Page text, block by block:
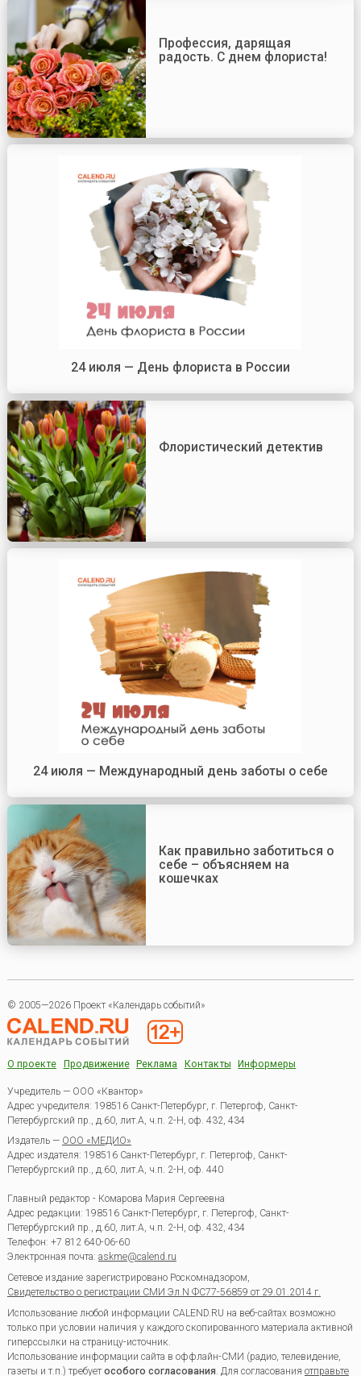
Профессия, дарящая
радость. С днем флориста!
24 июля — День флориста в России
Флористический детектив
24 июля — Международный день заботы о себе
Как правильно заботиться о
себе – объясняем на
кошечках
© 2005—2026 Проект «Календарь событий»
О проекте Продвижение Реклама Контакты Информеры
Учредитель — ООО «Квантор»
Адрес учредителя: 198516 Санкт-Петербург, г. Петергоф, Санкт-
Петербургский пр., д.60, лит.А, ч.п. 2-Н, оф. 432, 434
Издатель — ООО «МЕДИО»
Адрес издателя: 198516 Санкт-Петербург, г. Петергоф, Санкт-
Петербургский пр., д.60, лит.А, ч.п. 2-Н, оф. 440
Главный редактор - Комарова Мария Сергеевна
Адрес редакции: 198516 Санкт-Петербург, г. Петергоф, Санкт-
Петербургский пр., д.60, лит.А, ч.п. 2-Н, оф. 432, 434
Телефон: +7 812 640-06-60
Электронная почта: askme@calend.ru
Сетевое издание зарегистрировано Роскомнадзором,
Свидетельство о регистрации СМИ Эл.N ФС77-56859 от 29.01.2014 г.
Использование любой информации CALEND.RU на веб-сайтах возможно
только при условии наличия у каждого скопированного материала активной
гиперссылки на страницу-источник.
Использование информации сайта в оффлайн-СМИ (радио, телевидение,
газеты и т.п.) требуетособого согласования . Для согласования отправьте